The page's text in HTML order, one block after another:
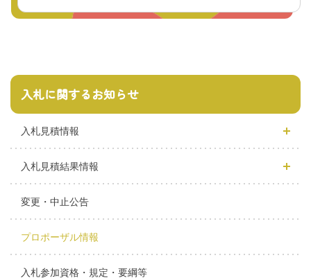
入札に関するお知らせ
入札見積情報
入札見積結果情報
変更・中止公告
プロポーザル情報
入札参加資格・規定・要綱等